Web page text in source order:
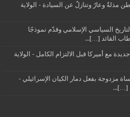
مذلةٌ وعارٌ وتنازلٌ عن السيادة - الولاية
السياسي الإسلامي وقدّم نموذجًا
القائد […]...
مع أميركا قبل الالتزام الكامل - الولاية
مزدوجة بفعل دمار الكيان الإسرائيلي -
[…]...